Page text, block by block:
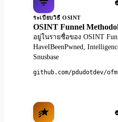
ระเบียบวิธี OSINT
OSINT Funnel
อยู่ในรายชื่อของ OSINT
HaveIBeenPwned,
Snusbase
github.com/pdudotdev/ofm